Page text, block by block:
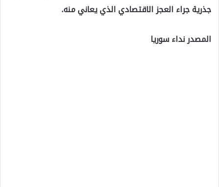
جذرية جراء العجز الاقتصادي الذي يعاني منه.
المصدر نداء سوريا